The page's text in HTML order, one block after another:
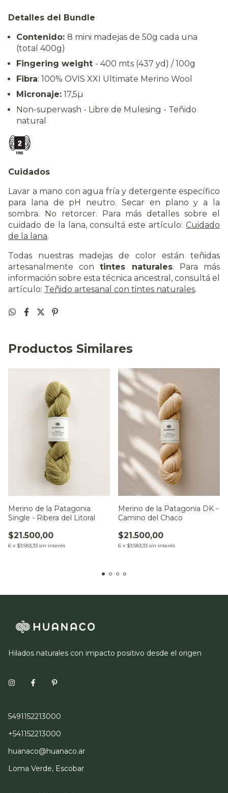
Detalles del Bundle
Contenido: 8 mini madejas de 50g cada una
(total 400g)
Fingering weight - 400 mts (437 yd) / 100g
Fibra: 100% OVIS XXI Ultimate Merino Wool
Micronaje: 17,5µ
Non-superwash - Libre de Mulesing - Teñido
natural
Cuidados
Lavar a mano con agua fría y detergente específico
para lana de pH neutro. Secar en plano y a la
sombra. No retorcer. Para más detalles sobre el
cuidado de la lana, consultá este artículo:Cuidado
de la lana.
Todas nuestras madejas de color están teñidas
artesanalmente contintes naturales. Para más
información sobre esta técnica ancestral, consultá el
artículo: Teñido artesanal con tintes naturales.
Productos Similares
Merino de la Patagonia
Single - Ribera del Litoral
$21.500,00
6 x $3.583,33 sin interés
Merino de la Patagonia DK -
Camino del Chaco
$21.500,00
6 x $3.583,33 sin interés
Hilados naturales con impacto positivo desde el origen
5491152213000
+541152213000
huanaco@huanaco.ar
Loma Verde, Escobar